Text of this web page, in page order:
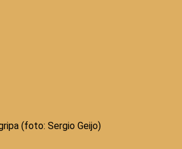
(foto: Sergio Geijo)